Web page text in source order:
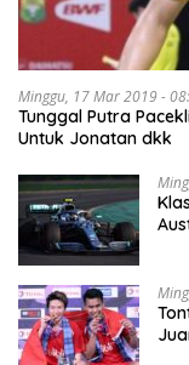
Minggu, 17 Mar 2019 -
Tunggal Putra
Untuk Jonatan dkk